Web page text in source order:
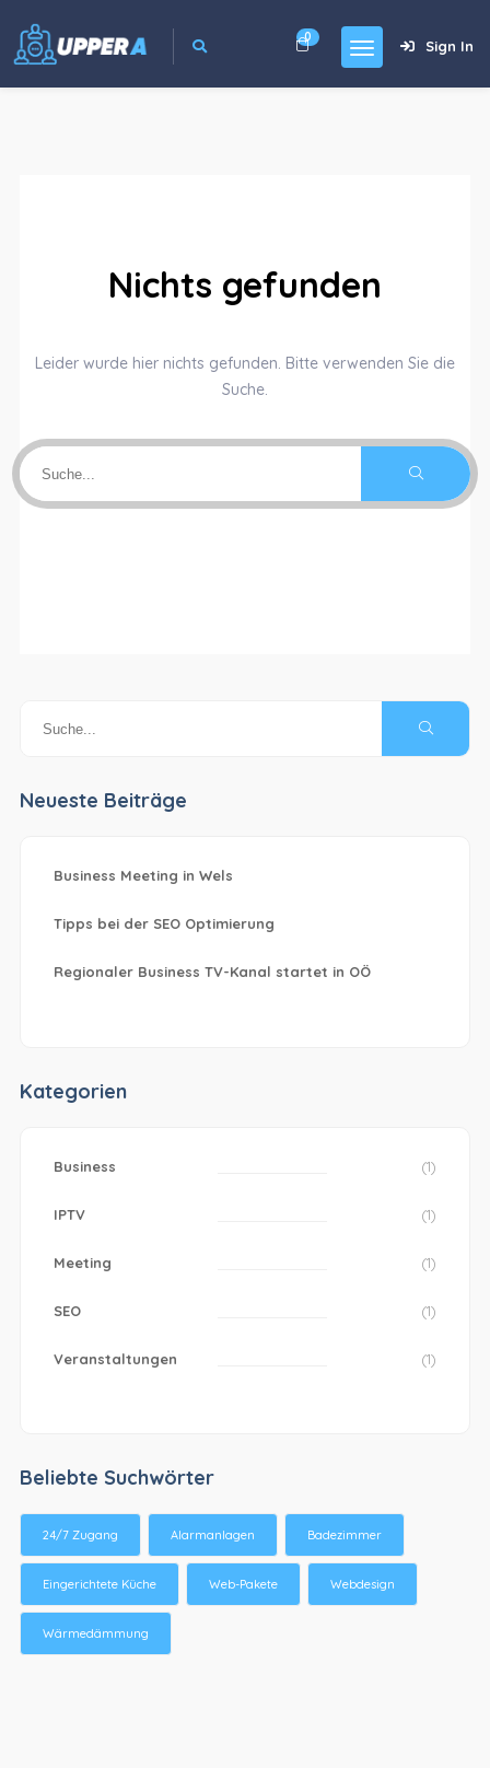
Sign In
0
Nichts gefunden
Leider wurde hier nichts gefunden. Bitte verwenden Sie die
Suche.
Neueste Beiträge
Business Meeting in Wels
Tipps bei der SEO Optimierung
Regionaler Business TV-Kanal startet in OÖ
Kategorien
Business (1)
IPTV (1)
Meeting (1)
SEO (1)
Veranstaltungen (1)
Beliebte Suchwörter
24/7 Zugang Alarmanlagen Badezimmer
Eingerichtete Küche Web-Pakete Webdesign
Wärmedämmung